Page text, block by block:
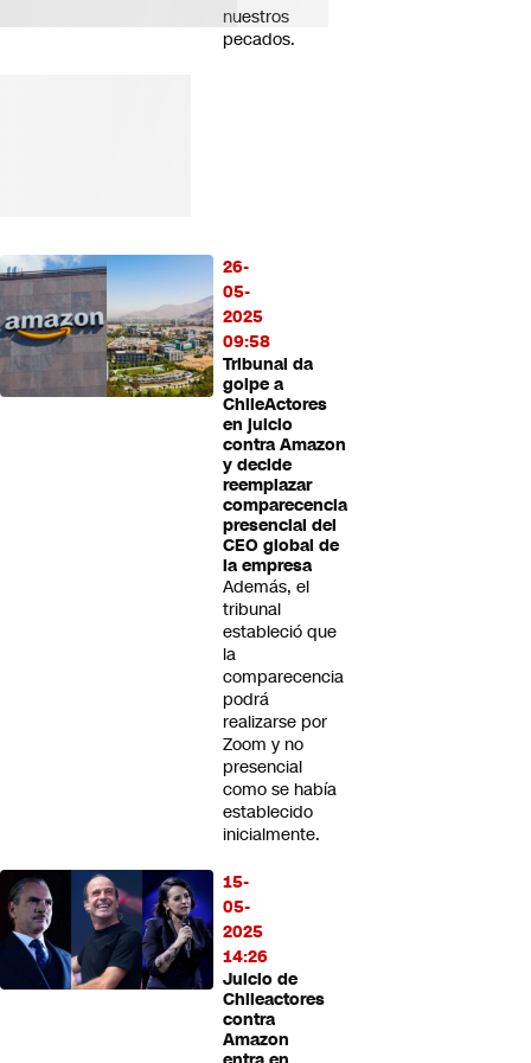
nuestros
pecados.
26-
05-
2025
09:58
Tribunal da
golpe a
ChileActores
en juicio
contra Amazon
y decide
reemplazar
comparecencia
presencial del
CEO global de
la empresa
Además, el
tribunal
estableció que
la
comparecencia
podrá
realizarse por
Zoom y no
presencial
como se había
establecido
inicialmente.
15-
05-
2025
14:26
Juicio de
Chileactores
contra
Amazon